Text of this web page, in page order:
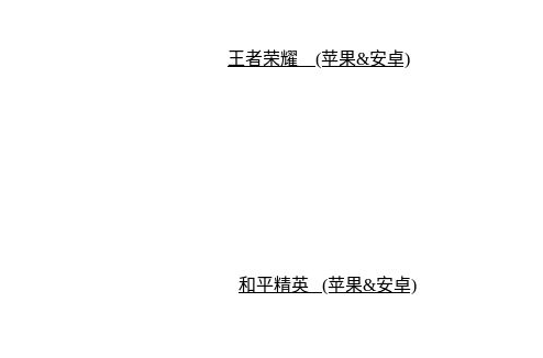
王者荣耀 (苹果&安卓)
和平精英 (苹果&安卓)